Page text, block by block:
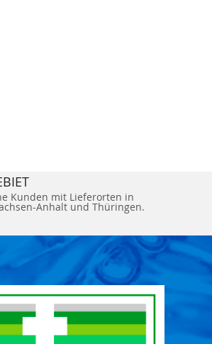
Kunden mit Lieferorten in
Anhalt und Thüringen.